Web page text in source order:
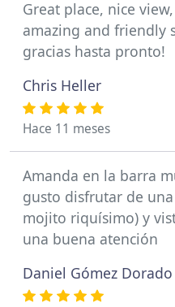
Great place, nice
amazing and friendly
gracias hasta pronto!
Chris Heller
Hace 11 meses
Amanda en la barra
gusto disfrutar de
mojito riquísimo) y
una buena atención
Daniel Gómez Dorado